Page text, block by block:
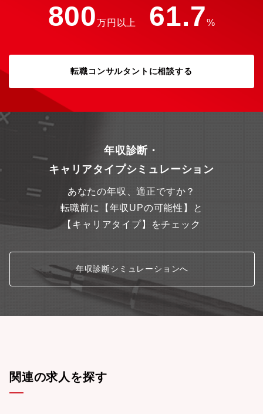
ランドマーケティング等、幅広いキャリアパスの機会がございま
す。【本ポジションの魅力】★東証スタンダード上場企業,売上約
クル設計 ★残業20時間程度、フルフレックス制度、リモートワー
ク可能、残業有無も自由、プライベートも大事にしてほしく、好
自身の性格やライフスタイルに合わせた選択可能な給与形態がご
ざいます！★組織としても大きく成長中であり、新商品や新ブラ
ンド等の立ち上げも積極的であるため、商品企画やブランドマー
ケティング等、幅広いキャリアパスの機会がございます。【同社
イム制/リモート勤務可能、副業OK、服装・髪型自由（パジャマ・
帽子可）、時短OK、ドリンク、菓子、アイスなど無料で提供等、
自身で自由に仕事を進めることができる環境。②世界特許技術を
メディアで取り上げられているビタブリッドシリーズを展開して
おり、モンドセレクションで2年連続最高金賞を受賞。同社の製品
そのものを、「明日の可能性を広げる価値」として、自信を持っ
てお客様に提供することできます。③選べる勤務形態、給与体
得たいならプロフェッショナル。育児のために時間の使い方の自
由度が高い働き方を選ぶママさん社員はスーパーフレックスな
ど、自由に選択可能。社員の希望の働き方やモチベーションに合
わせて都度変更も可能です。年収水準も同業他社と比較しても非
常に高く、従業員満足度も高い職場です。
800万円以上 61.7%
転職コンサルタントに相談する
年収診断・
キャリアタイプシミュレーション
あなたの年収、適正ですか？
転職前に【年収UPの可能性】と
【キャリアタイプ】をチェック
年収診断シミュレーションへ
関連の求人を探す